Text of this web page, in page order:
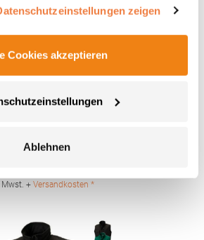
zeigen
Cookies akzeptieren
Ablehnen
Soft-Touch
Oberfläche Seitlich 2fach
90 °C waschbarBügeln
zur
+ Versandkosten *